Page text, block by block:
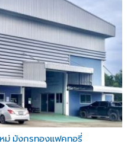
ม่ มังกรทองแฟคทอรี่